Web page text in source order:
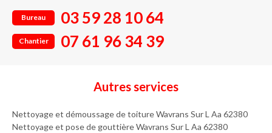
Bureau 03 59 28 10 64
Chantier 07 61 96 34 39
Autres services
Nettoyage et démoussage de toiture Wavrans Sur L Aa 62380
Nettoyage et pose de gouttière Wavrans Sur L Aa 62380